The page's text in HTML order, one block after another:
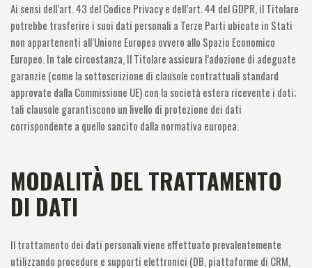
Ai sensi dell’art. 43 del Codice Privacy e dell’art. 44 del GDPR, il Titolare
potrebbe trasferire i suoi dati personali a Terze Parti ubicate in Stati
non appartenenti all’Unione Europea ovvero allo Spazio Economico
Europeo. In tale circostanza, Il Titolare assicura l’adozione di adeguate
garanzie (come la sottoscrizione di clausole contrattuali standard
approvate dalla Commissione UE) con la società estera ricevente i dati;
tali clausole garantiscono un livello di protezione dei dati
corrispondente a quello sancito dalla normativa europea.
MODALITÀ DEL TRATTAMENTO
DI DATI
Il trattamento dei dati personali viene effettuato prevalentemente
utilizzando procedure e supporti elettronici (DB, piattaforme di CRM,